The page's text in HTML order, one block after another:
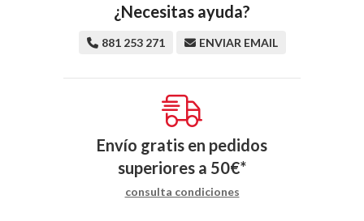
¿Necesitas ayuda?
881 253 271 ENVIAR EMAIL
Envío gratis en pedidos
superiores a 50€*
consulta condiciones